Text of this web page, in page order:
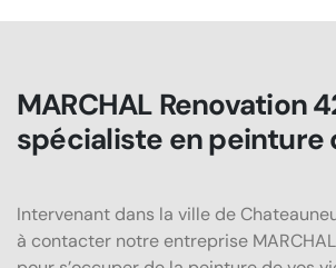
MARCHAL Renovation
spécialiste en peinture
Intervenant dans la ville de
à contacter notre entreprise